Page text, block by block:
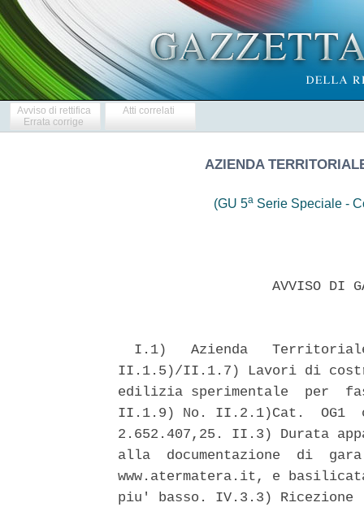
Avviso di rettifica
Errata corrige
Atti correlati
AZIENDA
(GU 5a Serie Speciale -
AVVISO DI
I.1)   Azienda
II.1.5)/II.1.7) Lavori di
edilizia sperimentale  per
II.1.9) No. II.2.1)Cat.  OG1
2.652.407,25. II.3) Durata
alla  documentazione  di
www.atermatera.it, e
piu' basso. IV.3.3)